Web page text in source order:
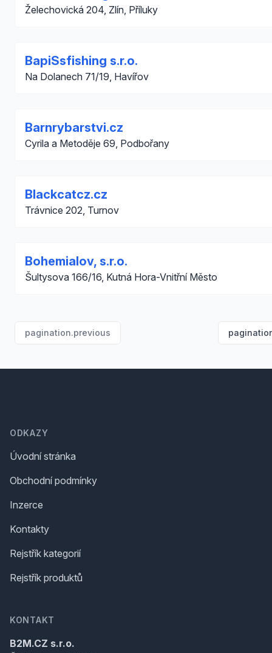
Želechovická 204, Zlín, Příluky
BapiSsfishing s.r.o.
Na Dolanech 71/19, Havířov
Barnrybarstvi.cz
Cyrila a Metoděje 69, Podbořany
Blackcatcz.cz
Trávnice 202, Turnov
Bohemialov, s.r.o.
Šultysova 166/16, Kutná Hora-Vnitřní Město
pagination.previous
ODKAZY
Úvodní stránka
Obchodní podmínky
Inzerce
Kontakty
Rejstřík kategorií
Rejstřík produktů
KONTAKT
B2M.CZ s.r.o.